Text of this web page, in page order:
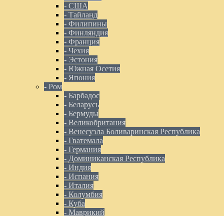
- США
- Тайланд
- Филипины
- Финляндия
- Франция
- Чехия
- Эстония
- Южная Осетия
- Япония
- Ром
- Барбадос
- Беларусь
- Бермуды
- Великобритания
- Венесуэла Боливаринская Республика
- Гватемала
- Германия
- Доминиканская Республика
- Индия
- Испания
- Италия
- Колумбия
- Куба
- Маврикий